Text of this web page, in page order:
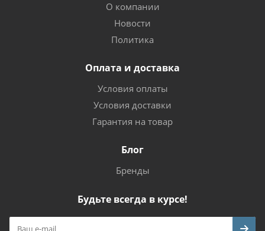
О компании
Новости
Политика
Оплата и доставка
Условия оплаты
Условия доставки
Гарантия на товар
Блог
Бренды
Будьте всегда в курсе!